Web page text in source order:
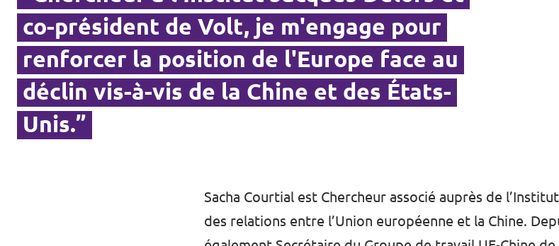
co-président de Volt, je m'engage pour
renforcer la position de l'Europe face au
déclin vis-à-vis de la Chine et des États-
Unis.”
Sacha Courtial est Chercheur associé auprès de
des relations entre l’Union européenne et la Chine.